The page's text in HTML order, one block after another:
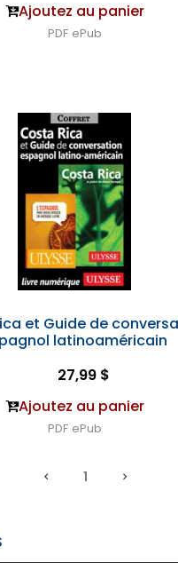
Ajoutez au panier
PDF ePub
et Guide de
latinoaméricain
27,99 $
Ajoutez au panier
PDF ePub
1